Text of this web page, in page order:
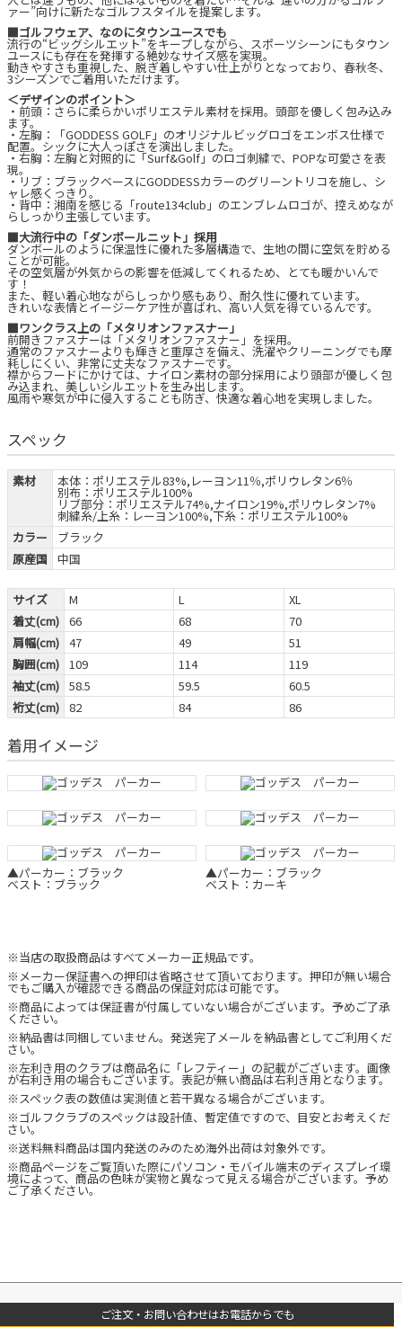
ァー”向けに新たなゴルフスタイルを提案します。
■ゴルフウェア、なのにタウンユースでも
流行の“ビッグシルエット”をキープしながら、スポーツシーンにもタウン
ユースにも存在を発揮する絶妙なサイズ感を実現。
動きやすさも重視した、脱ぎ着しやすい仕上がりとなっており、春秋冬、
3シーズンでご着用いただけます。
＜デザインのポイント＞
・前頭：さらに柔らかいポリエステル素材を採用。頭部を優しく包み込み
ます。
・左胸：「GODDESS GOLF」のオリジナルビッグロゴをエンボス仕様で
配置。シックに大人っぽさを演出しました。
・右胸：左胸と対照的に「Surf&Golf」のロゴ刺繍で、POPな可愛さを表
現。
・リブ：ブラックベースにGODDESSカラーのグリーントリコを施し、シ
ャレ感くっきり。
・背中：湘南を感じる「route134club」のエンブレムロゴが、控えめなが
らしっかり主張しています。
■大流行中の「ダンボールニット」採用
ダンボールのように保温性に優れた多層構造で、生地の間に空気を貯める
ことが可能。
その空気層が外気からの影響を低減してくれるため、とても暖かいんで
す！
また、軽い着心地ながらしっかり感もあり、耐久性に優れています。
きれいな表情とイージーケア性が喜ばれ、高い人気を得ているんです。
■ワンクラス上の「メタリオンファスナー」
前開きファスナーは「メタリオンファスナー」を採用。
通常のファスナーよりも輝きと重厚さを備え、洗濯やクリーニングでも摩
耗しにくい、非常に丈夫なファスナーです。
襟からフードにかけては、ナイロン素材の部分採用により頭部が優しく包
み込まれ、美しいシルエットを生み出します。
風雨や寒気が中に侵入することも防ぎ、快適な着心地を実現しました。
スペック
素材 本体：ポリエステル83%,レーヨン11％,ポリウレタン6％
別布：ポリエステル100%
リブ部分：ポリエステル74%,ナイロン19%,ポリウレタン7%
刺繍糸/上糸：レーヨン100%,下糸：ポリエステル100%
カラー
ブラック
原産国
中国
サイズ M L
XL
着丈(cm) 66 68
70
肩幅(cm) 47 49
51
胸囲(cm) 109 114
119
袖丈(cm) 58.5 59.5
60.5
裄丈(cm) 82 84 86
着用イメージ
▲パーカー：ブラック
ベスト：ブラック
▲パーカー：ブラック
ベスト：カーキ
※当店の取扱商品はすべてメーカー正規品です。
※メーカー保証書への押印は省略させて頂いております。押印が無い場合
でもご購入が確認できる商品の保証対応は可能です。
※商品によっては保証書が付属していない場合がございます。予めご了承
ください。
※納品書は同梱していません。発送完了メールを納品書としてご利用くだ
さい。
※左利き用のクラブは商品名に「レフティー」の記載がございます。画像
が右利き用の場合もございます。表記が無い商品は右利き用となります。
※スペック表の数値は実測値と若干異なる場合がございます。
※ゴルフクラブのスペックは設計値、暫定値ですので、目安とお考えくだ
さい。
※送料無料商品は国内発送のみのため海外出荷は対象外です。
※商品ページをご覧頂いた際にパソコン・モバイル端末のディスプレイ環
境によって、商品の色味が実物と異なって見える場合がございます。予め
ご了承ください。
ご注文・お問い合わせはお電話からでも